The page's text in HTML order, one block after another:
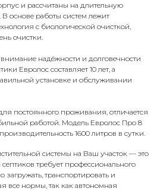
и рассчитаны на длительную
основе работы систем лежит
с биологической очисткой,
очистки.
надёжности и долговечности
Евролос составляет 10 лет, а
установке и обслуживании
постоянного проживания, отличается
работой. Модель Евролос Про 8
1600 литров в сутки.
системы на Ваш участок — это
требует профессионального
транспортировать и
все нормы, так как автономная